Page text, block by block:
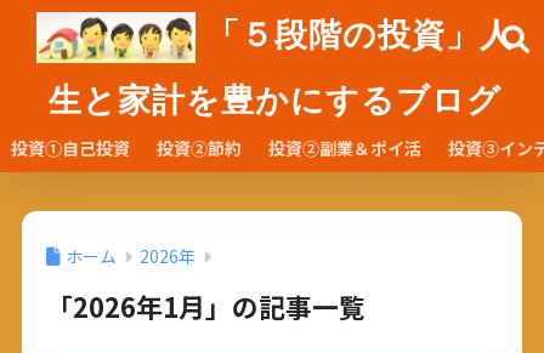
「５段階の投資」人
生と家計を豊かにするブログ
投資①自己投資 投資②節約 投資②副業＆ポイ活 投資③イン
ホーム 2026年
「2026年1月」の記事一覧